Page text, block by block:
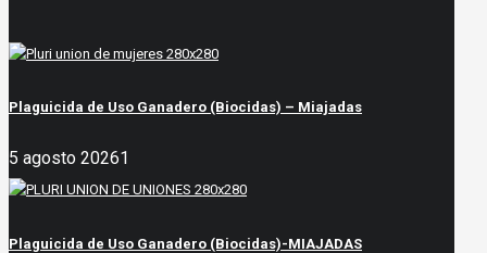
Plaguicida de Uso Ganadero (Biocidas) – Miajadas
5 agosto 20261
Plaguicida de Uso Ganadero (Biocidas)-MIAJADAS